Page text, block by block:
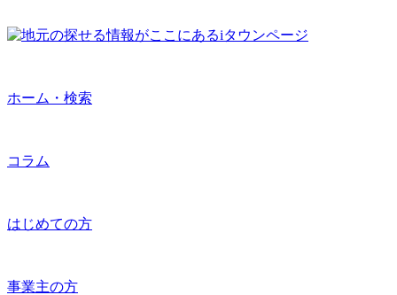
ホーム・検索
コラム
はじめての方
事業主の方